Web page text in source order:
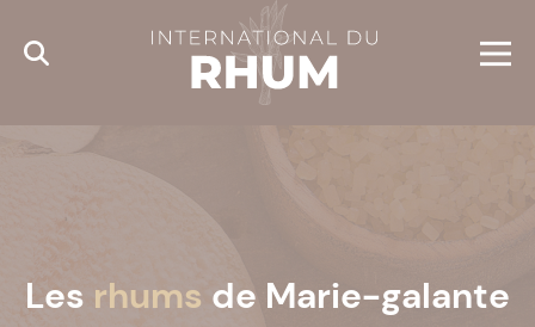
Les rhums de Marie-galante
Cookies management panel